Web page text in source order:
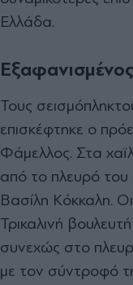
Ελλάδα.
Τους
επισκέφτηκε ο
Φάµελλος. Στα
από το πλευρό
Βασίλη Κόκκαλη.
Τρικαλινή
συνεχώς στο
µε τον σύντροφό